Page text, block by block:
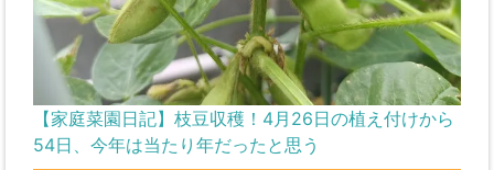
【家庭菜園日記】枝豆収穫！4月26日の植え付けから
54日、今年は当たり年だったと思う